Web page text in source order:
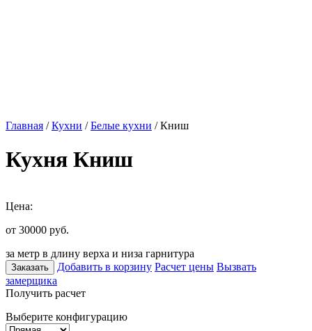
Главная /Кухни /Белые кухни / Книш
Кухня Книш
Цена:
от 30000 руб.
за метр в длину верха и низа гарнитура
Заказать Добавить в корзину Расчет цены Вызвать
замерщика
Получить расчет
Выберите конфигурацию